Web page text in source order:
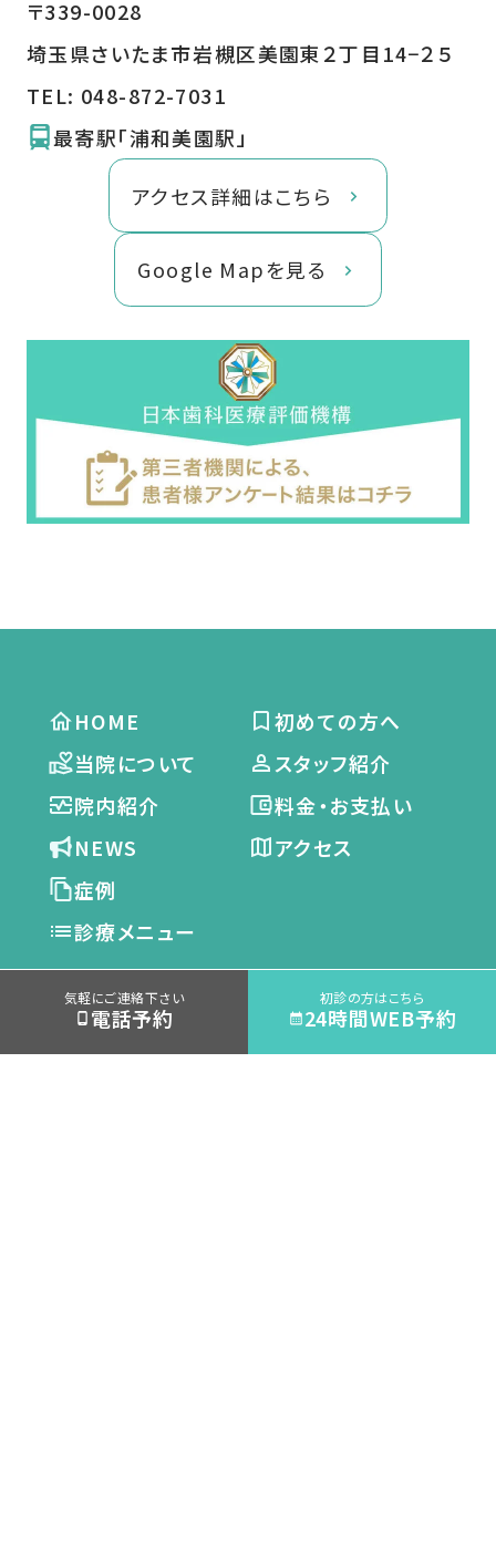
〒339-0028
埼玉県さいたま市岩槻区美園東２丁目14−２５
TEL: 048-872-7031
最寄駅「浦和美園駅」
アクセス詳細はこちら
Google Mapを見る
HOME
初めての方へ
当院について
スタッフ紹介
院内紹介
料金・お支払い
NEWS
アクセス
症例
診療メニュー
審美治療・
セラミック
根管治療
矯正歯科
気軽にご連絡下さい
電話予約
初診の方はこちら
24時間WEB予約